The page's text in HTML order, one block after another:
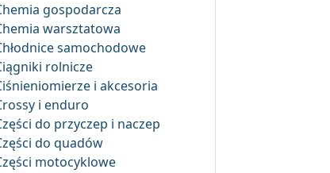
gospodarcza
warsztatowa
samochodowe
rolnicze
i akcesoria
i enduro
do przyczep i naczep
do quadów
motocyklowe